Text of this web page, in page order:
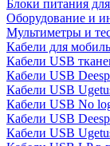
Блоки питания
Оборудование и
Мультиметры и
Кабели для
Кабели USB
Кабели USB
Кабели USB
Кабели USB No
Кабели USB
Кабели USB